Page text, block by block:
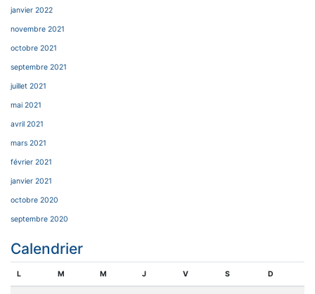
janvier 2022
novembre 2021
octobre 2021
septembre 2021
juillet 2021
mai 2021
avril 2021
mars 2021
février 2021
janvier 2021
octobre 2020
septembre 2020
Calendrier
L M M J V S D